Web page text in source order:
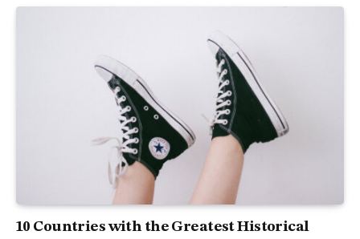
10 Countries with the Greatest Historical